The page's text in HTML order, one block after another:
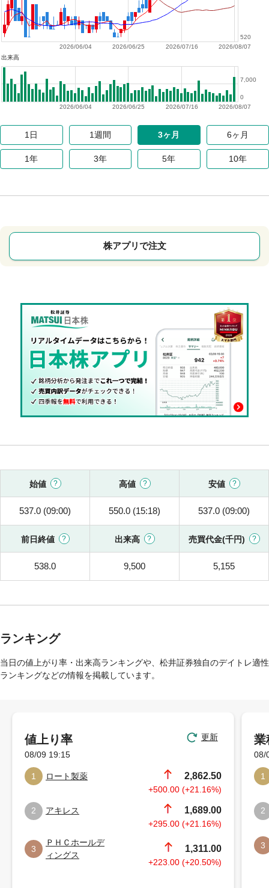
2026/08/07
2026/07/16
2026/06/25
2026/06/04
520
出来高
2026/08/07
2026/07/16
2026/06/25
2026/06/04
0
7,000
1日 1週間 3ヶ月 6ヶ月
1年 3年 5年 10年
株アプリで注文
始値 高値 安値
537.0 (09:00) 550.0 (15:18) 537.0 (09:00)
前日終値 出来高 売買代金(千円)
538.0 9,500 5,155
ランキング
当日の値上がり率・出来高ランキングや、松井証券独自のデイトレ適性
ランキングなどの情報を掲載しています。